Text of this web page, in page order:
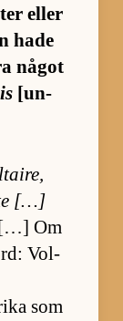
el­ler
hade
nå­got
[un­
[…]
[…] Om
Vol­
som